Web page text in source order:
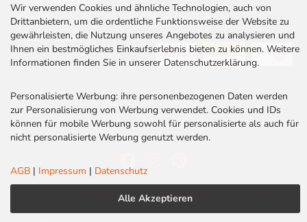
Wir verwenden Cookies und ähnliche Technologien, auch von
Drittanbietern, um die ordentliche Funktionsweise der Website zu
gewährleisten, die Nutzung unseres Angebotes zu analysieren und
Ihnen ein bestmögliches Einkaufserlebnis bieten zu können. Weitere
Informationen finden Sie in unserer Datenschutzerklärung.
Personalisierte Werbung: ihre personenbezogenen Daten werden
zur Personalisierung von Werbung verwendet. Cookies und IDs
können für mobile Werbung sowohl für personalisierte als auch für
nicht personalisierte Werbung genutzt werden.
AGB | Impressum | Datenschutz
Alle Akzeptieren
Kontakt
Rabatt Codes
VERSAND
Impressum | Datenschutz